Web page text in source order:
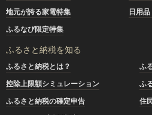
地元が誇る家電特集
日用
ふるなび限定特集
ふるさと納税を知る
ふるさと納税とは？
ふ
控除上限額シミュレーション
ふ
ふるさと納税の確定申告
住